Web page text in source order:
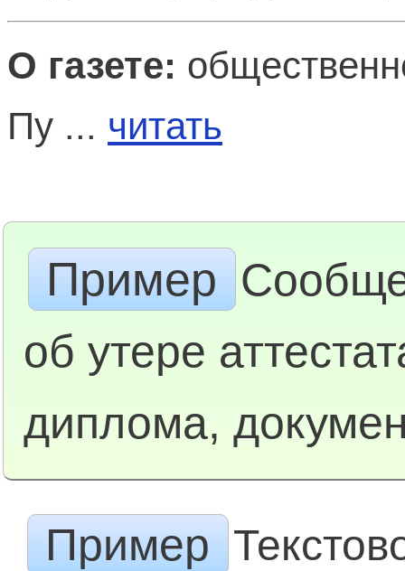
О газете:
Пу ... читать
Пример
об утере
диплома,
Пример